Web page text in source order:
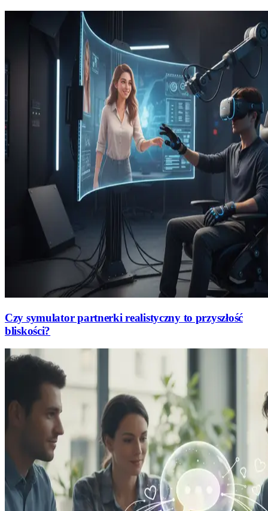
Czy symulator partnerki realistyczny to przyszłość
bliskości?